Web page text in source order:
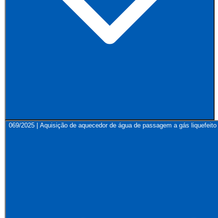
069/2025 | Aquisição de aquecedor de água de passagem a gás